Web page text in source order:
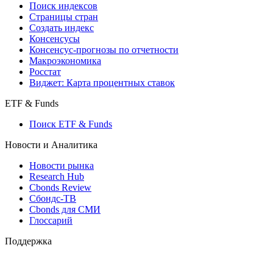
Поиск индексов
Страницы стран
Создать индекс
Консенсусы
Консенсус-прогнозы по отчетности
Макроэкономика
Росстат
Виджет: Карта процентных ставок
ETF & Funds
Поиск ETF & Funds
Новости и Аналитика
Новости рынка
Research Hub
Cbonds Review
Сбондс-ТВ
Cbonds для СМИ
Глоссарий
Поддержка